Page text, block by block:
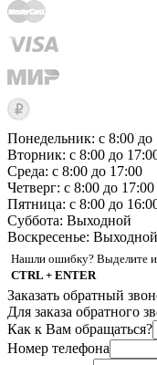
Понедельник: с 8:00 до
Вторник: с 8:00 до
Среда: с 8:00 до 17:00
Четверг: с 8:00 до 17:00
Пятница: с 8:00 до
Суббота: Выходной
Воскресенье: Выходной
Нашли ошибку? Выделите
CTRL + ENTER
Заказать обратный
Для заказа обратного
Как к Вам обращаться?
Номер телефона